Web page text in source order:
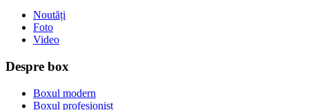
Noutăți
Foto
Video
Despre box
Boxul modern
Boxul profesionist